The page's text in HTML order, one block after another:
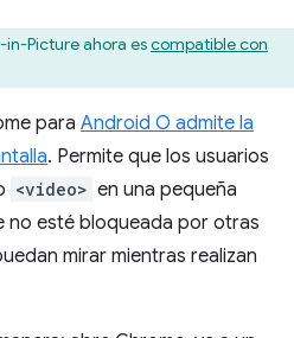
in-Picture ahora escompatible con
para Android O admite la
. Permite que los usuarios
<video> en una pequeña
no esté bloqueada por otras
mirar mientras realizan